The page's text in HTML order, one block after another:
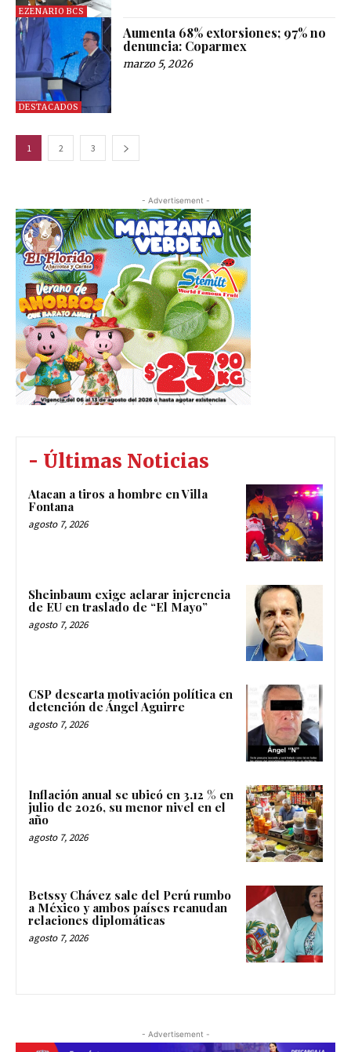
EZENARIO BCS
DESTACADOS
Aumenta 68% extorsiones; 97% no
denuncia: Coparmex
marzo 5, 2026
1 2 3
- Advertisement -
- Últimas Noticias
Atacan a tiros a hombre en Villa
Fontana
agosto 7, 2026
Sheinbaum exige aclarar injerencia
de EU en traslado de “El Mayo”
agosto 7, 2026
CSP descarta motivación política en
detención de Ángel Aguirre
agosto 7, 2026
Inflación anual se ubicó en 3.12 % en
julio de 2026, su menor nivel en el
año
agosto 7, 2026
Betssy Chávez sale del Perú rumbo
a México y ambos países reanudan
relaciones diplomáticas
agosto 7, 2026
- Advertisement -